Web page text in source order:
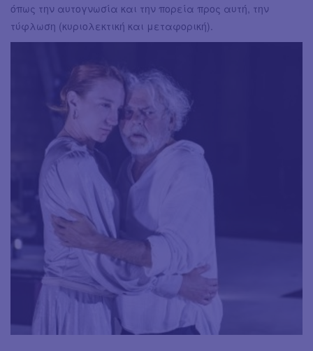
όπως την αυτογνωσία και την πορεία προς αυτή, την
τύφλωση (κυριολεκτική και μεταφορική).